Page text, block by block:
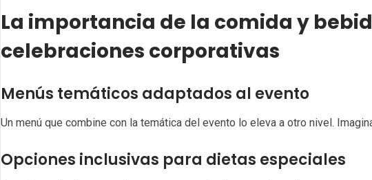
La importancia de la comida y
celebraciones corporativas
Menús temáticos adaptados al evento
Un menú que combine con la temática del evento lo eleva a otro nivel.
Opciones inclusivas para dietas especiales